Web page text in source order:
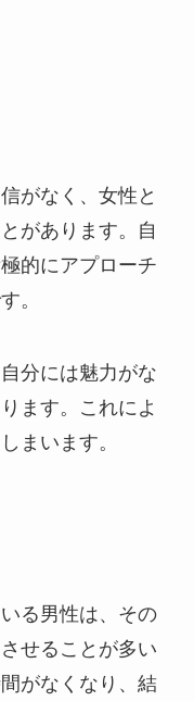
がなく、女性と
があります。自
的にアプローチ
。
分には魅力がな
ます。これによ
まいます。
る男性は、その
せることが多い
がなくなり、結